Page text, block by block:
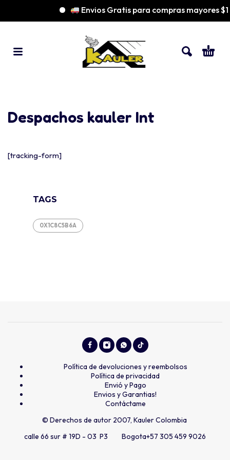
Envios Gratis para compras mayores
Despachos kauler Int
[tracking-form]
TAGS
0X1C8C5B6A
Política de devoluciones y reembolsos
Política de privacidad
Envió y Pago
Envios y Garantias!
Contáctame
© Derechos de autor 2007, Kauler Colombia
calle 66 sur # 19D - 03 P3 Bogota+57 305 459 9026